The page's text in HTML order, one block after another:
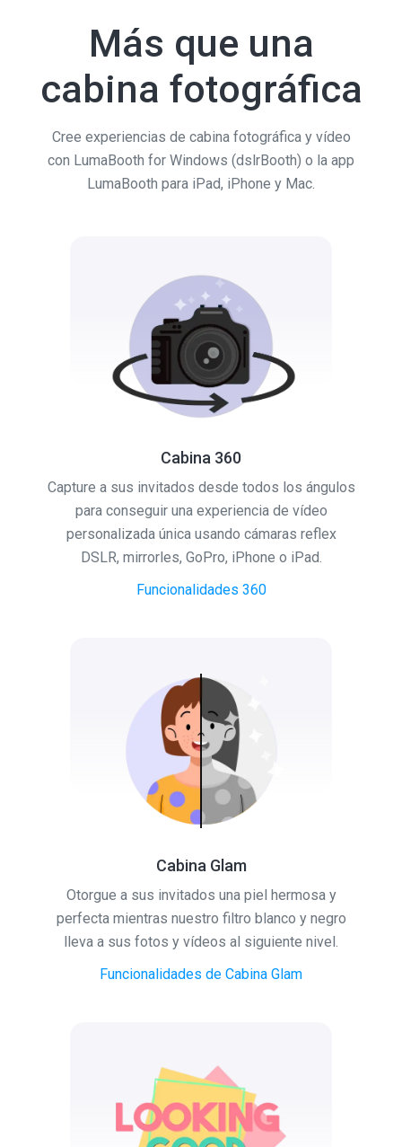
Más que una
cabina fotográfica
Cree experiencias de cabina fotográfica y vídeo
con LumaBooth for Windows (dslrBooth) o la app
LumaBooth para iPad, iPhone y Mac.
Cabina 360
Capture a sus invitados desde todos los ángulos
para conseguir una experiencia de vídeo
personalizada única usando cámaras reflex
DSLR, mirrorles, GoPro, iPhone o iPad.
Funcionalidades 360
Cabina Glam
Otorgue a sus invitados una piel hermosa y
perfecta mientras nuestro filtro blanco y negro
lleva a sus fotos y vídeos al siguiente nivel.
Funcionalidades de Cabina Glam